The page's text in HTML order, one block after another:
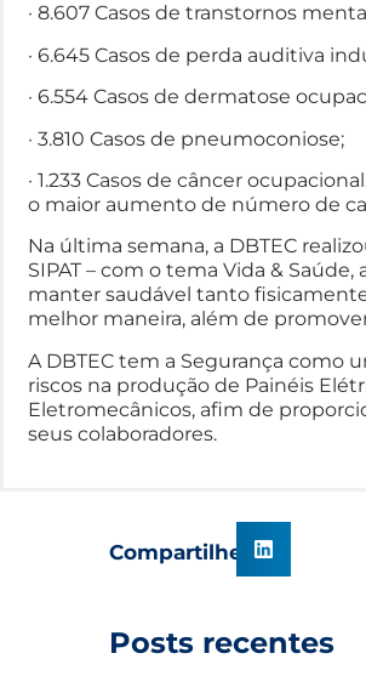
· 8.607 Casos de transtornos
· 6.645 Casos de perda auditiva
· 6.554 Casos de dermatose
· 3.810 Casos de pneumoconiose;
· 1.233 Casos de câncer
o maior aumento de número de
Na última semana, a DBTEC
SIPAT – com o tema Vida &
manter saudável tanto
melhor maneira, além de
A DBTEC tem a Segurança como
riscos na produção de Painéis
Eletromecânicos, afim de
seus colaboradores.
Compartilhe
Posts recentes